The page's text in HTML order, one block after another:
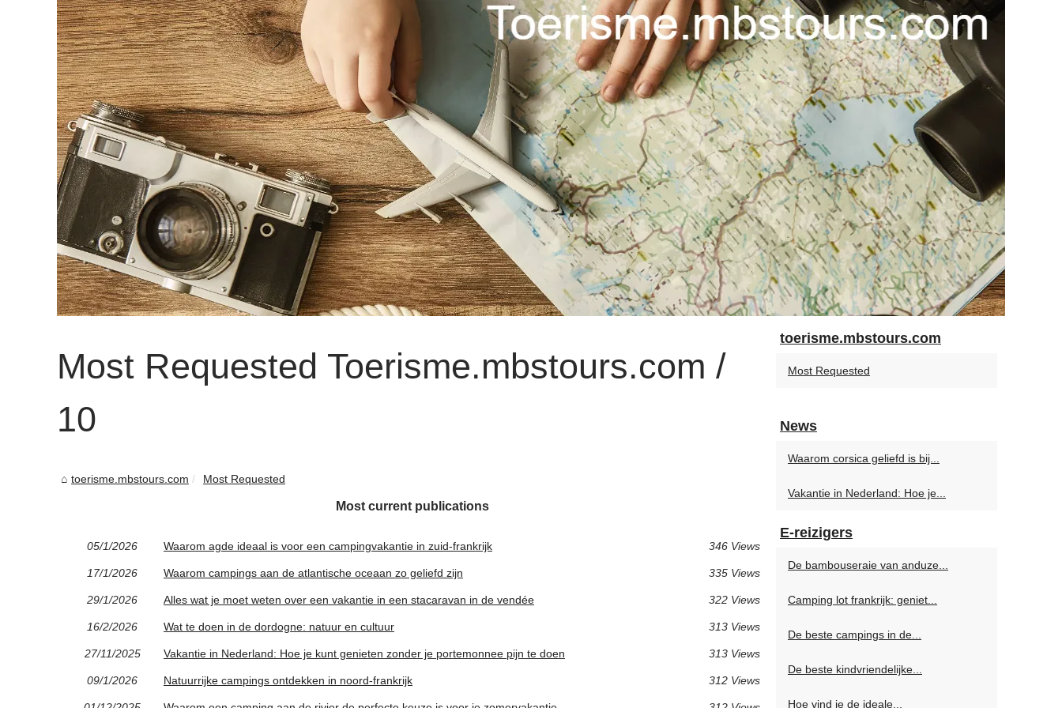
Most Requested Toerisme.mbstours.com /
10
toerisme.mbstours.com Most Requested
Most current publications
05/1/2026 Waarom agde ideaal is voor een campingvakantie in zuid-frankrijk 346 Views
17/1/2026 Waarom campings aan de atlantische oceaan zo geliefd zijn 335 Views
29/1/2026 Alles wat je moet weten over een vakantie in een stacaravan in de vendée 322 Views
16/2/2026 Wat te doen in de dordogne: natuur en cultuur 313 Views
27/11/2025 Vakantie in Nederland: Hoe je kunt genieten zonder je portemonnee pijn te doen 313 Views
09/1/2026 Natuurrijke campings ontdekken in noord-frankrijk 312 Views
toerisme.mbstours.com
Most Requested
News
Waarom corsica geliefd is bij...
Vakantie in Nederland: Hoe je...
E-reizigers
De bambouseraie van anduze...
Camping lot frankrijk: geniet...
De beste campings in de...
De beste kindvriendelijke...
Hoe vind je de ideale...